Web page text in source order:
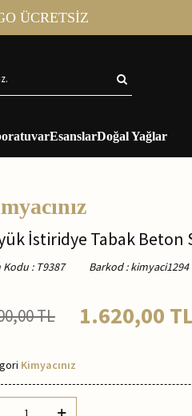
ÜCRETSİZ
EsanslarDoğal Yağlar
İstiridye Tabak Beton
Kodu : T9387 Barkod : kimyaci1294
TL 1.620,00
Kimyacınız